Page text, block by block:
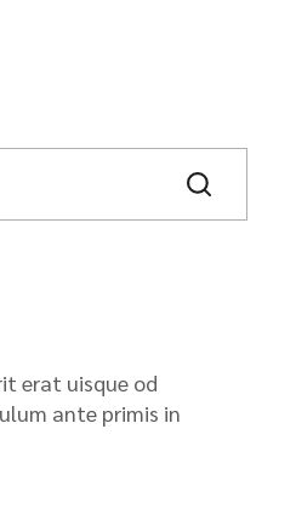
erat uisque od
ante primis in